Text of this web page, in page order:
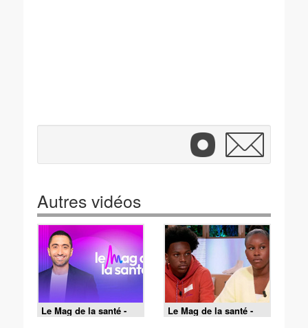
Autres vidéos
Le Mag de la santé -
19/06/2026
Le Mag de la santé -
18/06/2026